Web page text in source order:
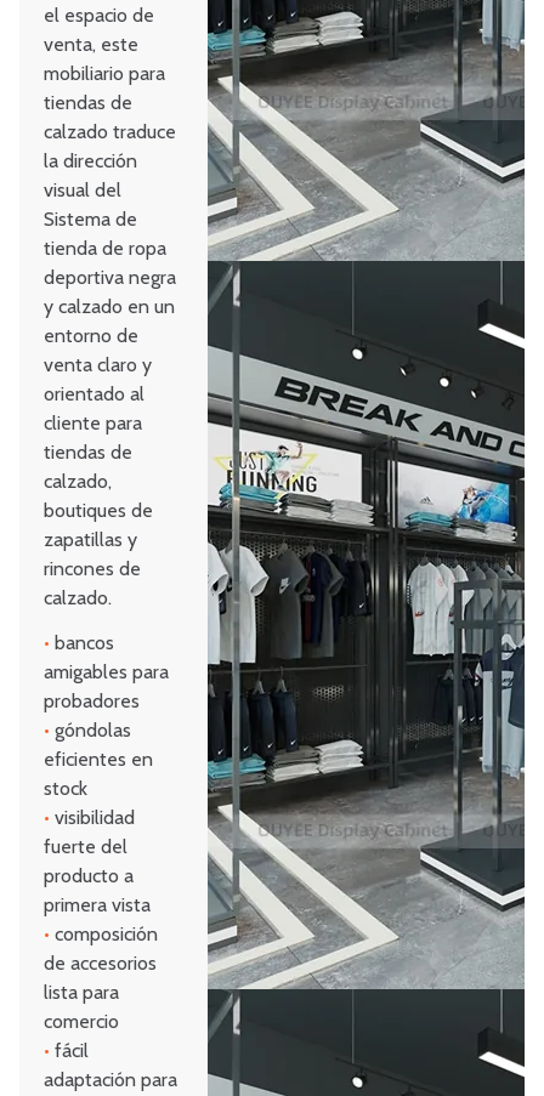
el espacio de
venta, este
mobiliario para
tiendas de
calzado traduce
la dirección
visual del
Sistema de
tienda de ropa
deportiva negra
y calzado en un
entorno de
venta claro y
orientado al
cliente para
tiendas de
calzado,
boutiques de
zapatillas y
rincones de
calzado.
• bancos
amigables para
probadores
• góndolas
eficientes en
stock
• visibilidad
fuerte del
producto a
primera vista
• composición
de accesorios
lista para
comercio
• fácil
adaptación para